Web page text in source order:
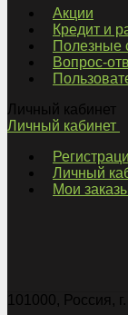
Акции
Кредит и
Полезные
Вопрос-
Личный кабинет
Личный кабинет
Личный
Мои
101000, Россия ,